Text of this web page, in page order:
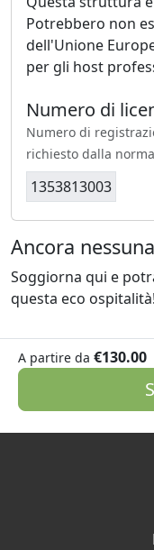
Potrebbero non
dell'Unione
per gli host
Numero di
Numero di
richiesto dalla
1353813003
Ancora
Soggiorna qui e
questa eco ospitalità!
A partire da €130.00